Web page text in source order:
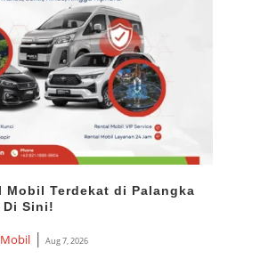
Mobil Terdekat di Palangka
Di Sini!
| Aug 7, 2026